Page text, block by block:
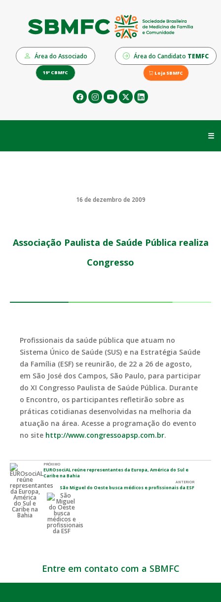
Área do Associado Área do Candidato TEMFC
19º CBMFC Loja SBMFC
☰
16 de dezembro de 2009
Associação Paulista de Saúde Pública realiza
Congresso
Profissionais da saúde pública que atuam no
Sistema Único de Saúde (SUS) e na Estratégia Saúde
da Família (ESF) se reunirão, de 22 a 26 de agosto,
em São José dos Campos, São Paulo, para participar
do XI Congresso Paulista de Saúde Pública. Durante
o Encontro, os participantes refletirão sobre as
práticas cotidianas desenvolvidas na melhoria da
atuação na área. Acesse a programação do evento
no site http://www.congressoapsp.com.br.
PRÓXIMO
EUROsociAL reúne representantes da Europa, América do Sul e
Caribe na Bahia
ANTERIOR
São Miguel do Oeste busca médicos e profissionais da ESF
Entre em contato com a SBMFC